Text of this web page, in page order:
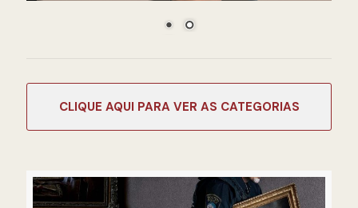
CATEGORIAS